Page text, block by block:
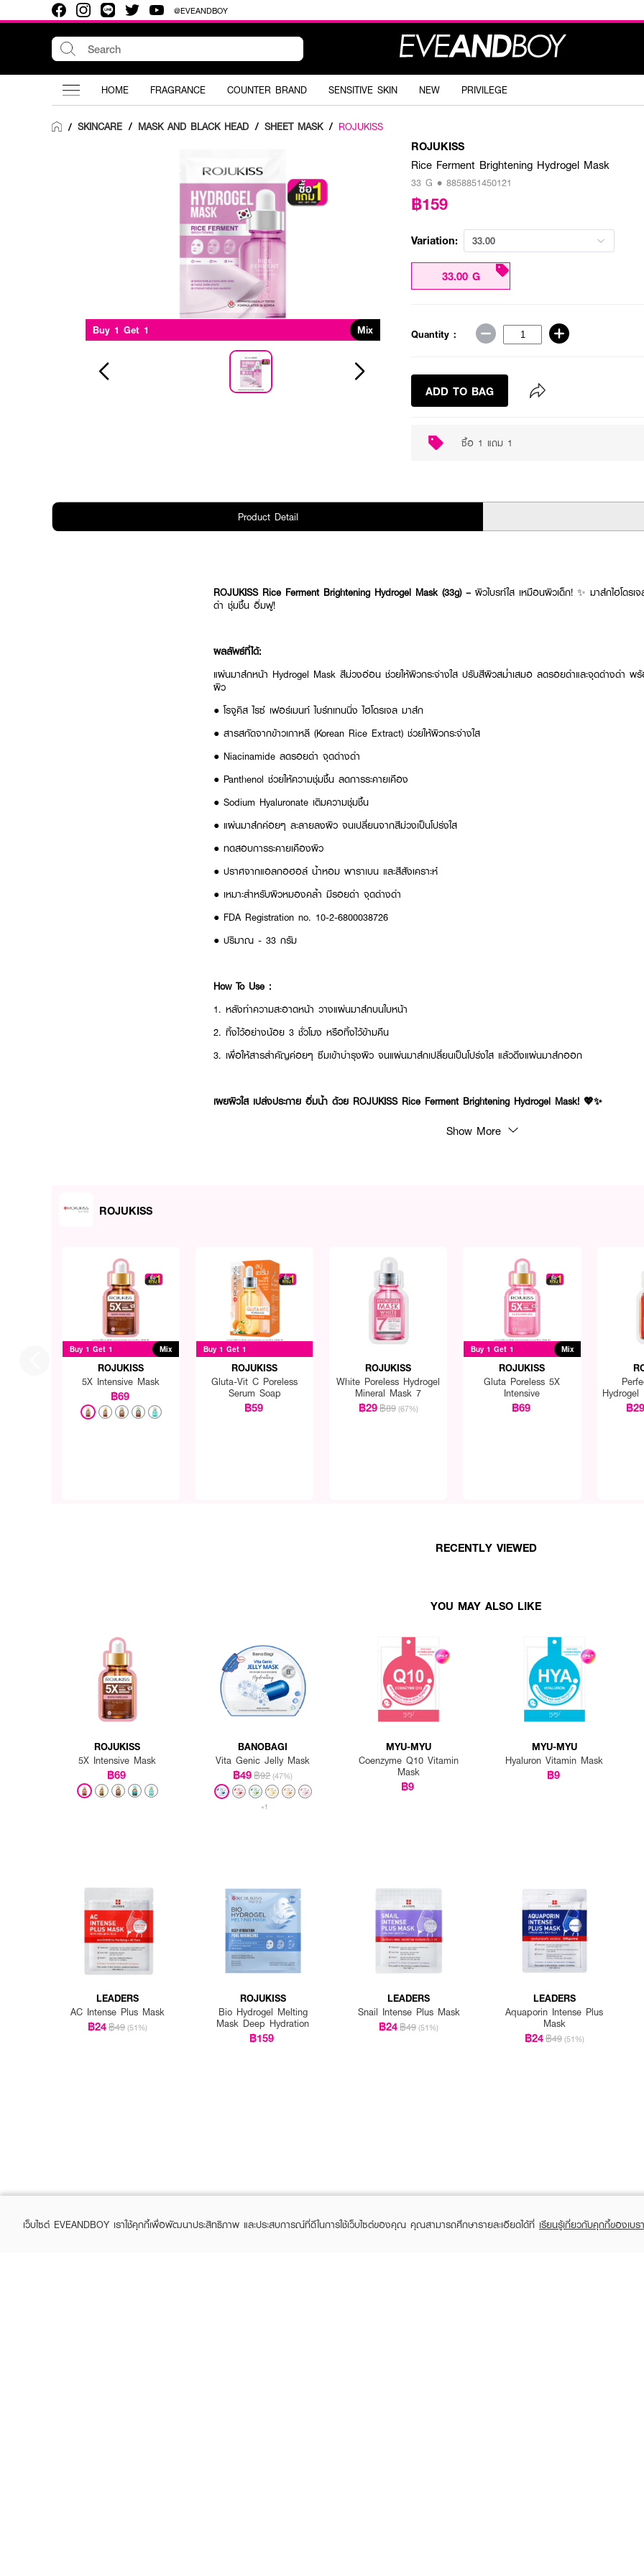
@EVEANDBOY
HOME FRAGRANCE COUNTER BRAND SENSITIVE SKIN NEW PRIVILEGE
/ SKINCARE / MASK AND BLACK HEAD / SHEET MASK / ROJUKISS
Buy 1 Get 1 Mix
ROJUKISS
Rice Ferment Brightening Hydrogel Mask
33 G • 8858851450121
฿159
Variation: 33.00
33.00 G
Quantity :
ADD TO BAG
ซื้อ 1 แถม 1
Product Detail
ROJUKISS Rice Ferment Brightening Hydrogel Mask (33g) – ผิวไบรท์ใส เหมือนผิวเด็ก! ✨ มาส์กไฮโดร
ดำ ชุ่มชื้น อิ่มฟู!
ผลลัพธ์ที่ได้:
แผ่นมาส์กหน้า Hydrogel Mask สีม่วงอ่อน ช่วยให้ผิวกระจ่างใส ปรับสีผิวสม่ำเสมอ ลดรอยดำและจุดด่างดำ
ผิว
● โรจูคิส ไรซ์ เฟอร์เมนท์ ไบร์ทเทนนิ่ง ไฮโดรเจล มาส์ก
● สารสกัดจากข้าวเกาหลี (Korean Rice Extract) ช่วยให้ผิวกระจ่างใส
● Niacinamide ลดรอยดำ จุดด่างดำ
● Panthenol ช่วยให้ความชุ่มชื้น ลดการระคายเคือง
● Sodium Hyaluronate เติมความชุ่มชื้น
● แผ่นมาส์กค่อยๆ ละลายลงผิว จนเปลี่ยนจากสีม่วงเป็นโปร่งใส
● ทดสอบการระคายเคืองผิว
● ปราศจากแอลกอฮอล์ น้ำหอม พาราเบน และสีสังเคราะห์
● เหมาะสำหรับผิวหมองคล้ำ มีรอยดำ จุดด่างดำ
● FDA Registration no. 10-2-6800038726
● ปริมาณ - 33 กรัม
How To Use :
1. หลังทำความสะอาดหน้า วางแผ่นมาส์กบนใบหน้า
2. ทิ้งไว้อย่างน้อย 3 ชั่วโมง หรือทิ้งไว้ข้ามคืน
3. เพื่อให้สารสำคัญค่อยๆ ซึมเข้าบำรุงผิว จนแผ่นมาส์กเปลี่ยนเป็นโปร่งใส แล้วดึงแผ่นมาส์กออก
เผยผิวใส เปล่งประกาย อิ่มน้ำ ด้วย ROJUKISS Rice Ferment Brightening Hydrogel Mask! 💖✨
Show More
ROJUKISS
Buy 1 Get 1 Mix
ROJUKISS
5X Intensive Mask
฿69
Buy 1 Get 1
ROJUKISS
Gluta-Vit C Poreless
Serum Soap
฿59
ROJUKISS
White Poreless Hydrogel
Mineral Mask 7
฿29฿89 (67%)
Buy 1 Get 1 Mix
ROJUKISS
Gluta Poreless 5X
Intensive
฿69 ฿29
RECENTLY VIEWED
YOU MAY ALSO LIKE
ROJUKISS
5X Intensive Mask
฿69
BANOBAGI
Vita Genic Jelly Mask
฿49฿92 (47%)
+1
MYU-MYU
Coenzyme Q10 Vitamin
Mask
฿9
MYU-MYU
Hyaluron Vitamin Mask
฿9
LEADERS
AC Intense Plus Mask
฿24฿49 (51%)
ROJUKISS
Bio Hydrogel Melting
Mask Deep Hydration
฿159
LEADERS
Snail Intense Plus Mask
฿24฿49 (51%)
LEADERS
Aquaporin Intense Plus
Mask
฿24฿49 (51%)
เว็บไซต์ EVEANDBOY เราใช้คุกกี้เพื่อพัฒนาประสิทธิภาพ และประสบการณ์ที่ดีในการใช้เว็บไซต์ของคุณ คุณสามารถศึกษารายละเอียดได้ที่ เรียนรู้เกี่ยวกับคุกกี้ของเบร